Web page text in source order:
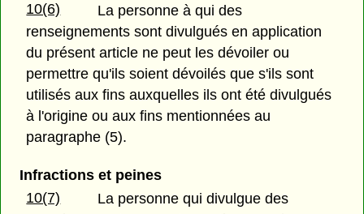
10(6)
La personne à qui des
renseignements sont divulgués en application
du présent article ne peut les dévoiler ou
permettre qu'ils soient dévoilés que s'ils sont
utilisés aux fins auxquelles ils ont été divulgués
à l'origine ou aux fins mentionnées au
paragraphe (5).
Infractions et peines
10(7)
La personne qui divulgue des